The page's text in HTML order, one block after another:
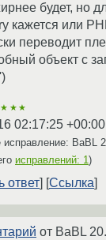
будет, но
кажется или
переводит
объект с
02:17:25 +00:00
исправление: BaBL
исправлений: 1)
ответ Ссылка
от BaBL